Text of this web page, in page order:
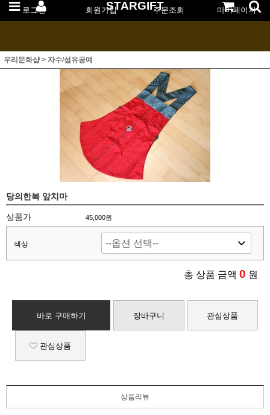
로그인 회원가입 주문조회 마이페이지
STARGIFT
우리문화샵> 자수/섬유공예
당의한복 앞치마
상품가 45,000원
색상
총 상품 금액 0 원
바로 구매하기 장바구니 관심상품
관심상품
상품리뷰